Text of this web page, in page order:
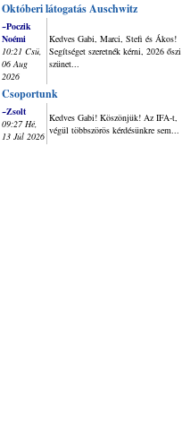
Októberi látogatás Auschwitz
~Poczik
Noémi
10:21 Csü,
06 Aug
2026
Kedves Gabi, Marci, Stefi és Ákos!
Segítséget szeretnék kérni, 2026 őszi
szünet...
Csoportunk
~Zsolt
09:27 Hé,
13 Júl 2026
Kedves Gabi! Köszönjük! Az IFA-t,
végül többszörös kérdésünkre sem...